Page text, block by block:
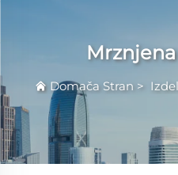
Domača Stran >